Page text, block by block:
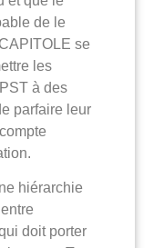
de le
se
les
à des
parfaire leur
hiérarchie
doit porter